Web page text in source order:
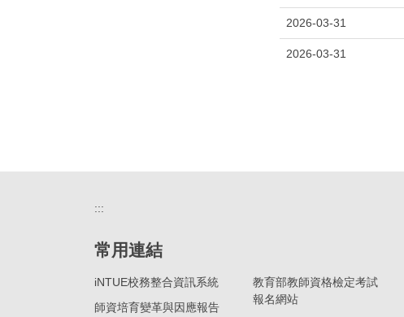
2026-03-31
2026-03-31
:::
常用連結
iNTUE校務整合資訊系統
師資培育變革與因應報告
教育部教師資格檢定考試
報名網站